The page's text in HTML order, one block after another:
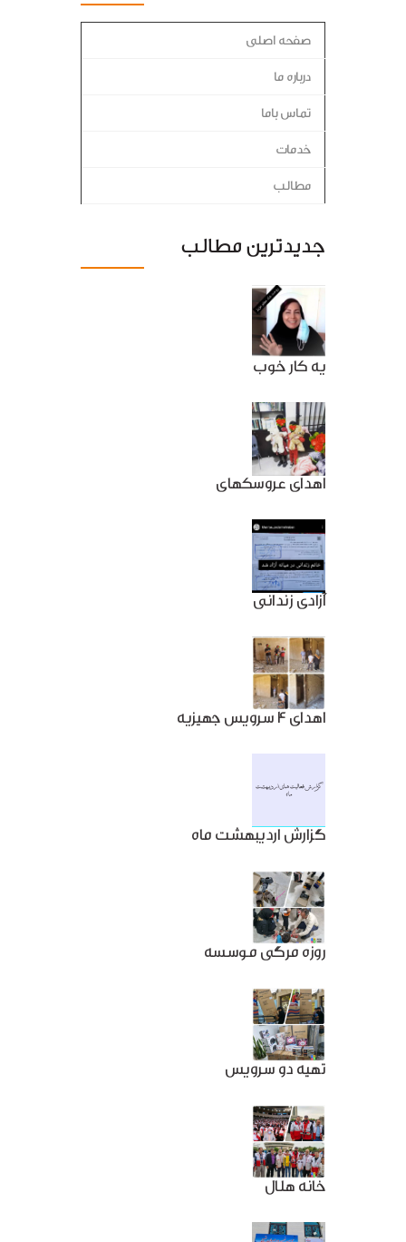
صفحه اصلی
درباره ما
تماس باما
خدمات
مطالب
جدیدترین مطالب
یه کار خوب
اهدای عروسکهای
آزادی زندانی
اهدای 4 سرویس جهیزیه
گزارش اردیبهشت ماه
روزه مرگی موسسه
تهیه دو سرویس
خانه هلال